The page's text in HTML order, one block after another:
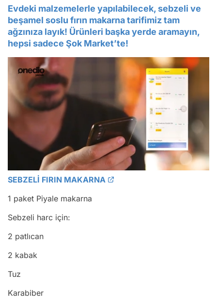
Evdeki malzemelerle yapılabilecek, sebzeli ve
beşamel soslu fırın makarna tarifimiz tam
ağzınıza layık! Ürünleri başka yerde aramayın,
hepsi sadece Şok Market’te!
/
SEBZELİ FIRIN MAKARNA
1 paket Piyale makarna
Sebzeli harc için:
2 patlıcan
2 kabak
Tuz
Karabiber